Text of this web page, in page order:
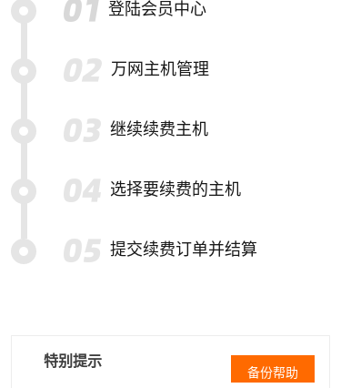
登陆会员中心
万网主机管理
继续续费主机
选择要续费的主机
提交续费订单并结算
特别提示
备份帮助